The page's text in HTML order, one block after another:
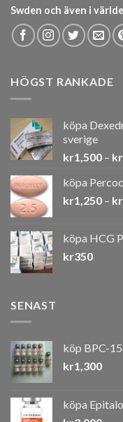
Swden och även i
HÖGST RANKADE
köpa
sverige
kr1,500 – kr
köpa
kr1,250 – kr
köpa HCG
kr350
SENAST
köp BPC-
kr1,300
köpa